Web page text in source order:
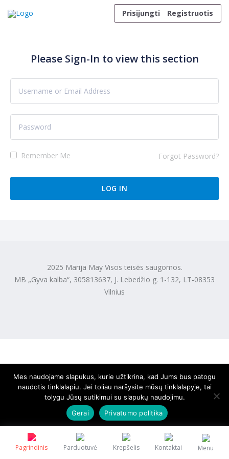
Prisijungti
Registruotis
Pagrindinis Parduotuvė Krepšelis Kontaktai Menu
Please Sign-In to view this section
Remember Me Forgot Password?
2025 Marija May Visos teisės saugomos.
MB „Gyva kalba“, 305813637, J. Lebedžio g. 1-132, LT-08353
Vilnius
Mes naudojame slapukus, kurie užtikrina, kad Jums bus patogu
naudotis tinklalapiu. Jei toliau naršysite mūsų tinklalapyje, tai
tolygu Jūsų sutikimui su slapukų naudojimu.
Gerai
Privatumo politika